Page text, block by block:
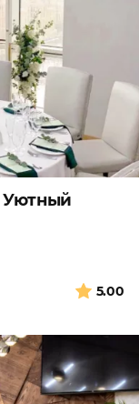
Уютный
5.00